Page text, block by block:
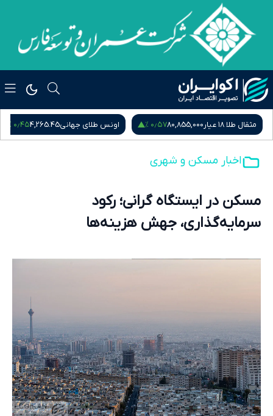
اونس طلای جهانی4,265.45۰٫۴۵ % سکه امامی185,015,000۰٫۵۴ %
اخبار مسکن و شهری
مسکن در ایستگاه گرانی؛ رکود
سرمایه‌گذاری، جهش هزینه‌ها